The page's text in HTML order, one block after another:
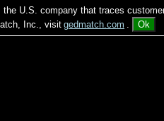
U.S. company that traces
Inc., visit gedmatch.com . Ok